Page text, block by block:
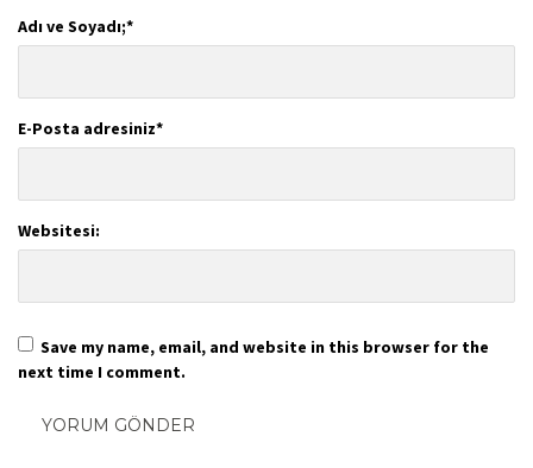
Adı ve Soyadı;*
E-Posta adresiniz*
Websitesi:
Save my name, email, and website in this browser for the
next time I comment.